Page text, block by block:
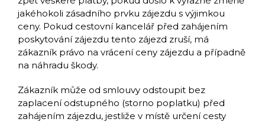
jakéhokoli zásadního prvku zájezdu s výjimkou
ceny. Pokud cestovní kancelář před zahájením
poskytování zájezdu tento zájezd zruší, má
zákazník právo na vrácení ceny zájezdu a případně
na náhradu škody.
Zákazník může od smlouvy odstoupit bez
zaplacení odstupného (storno poplatku) před
zahájením zájezdu, jestliže v místě určení cesty